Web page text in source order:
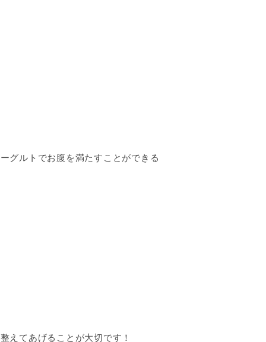
グルトでお腹を満たすことができる
えてあげることが大切です！